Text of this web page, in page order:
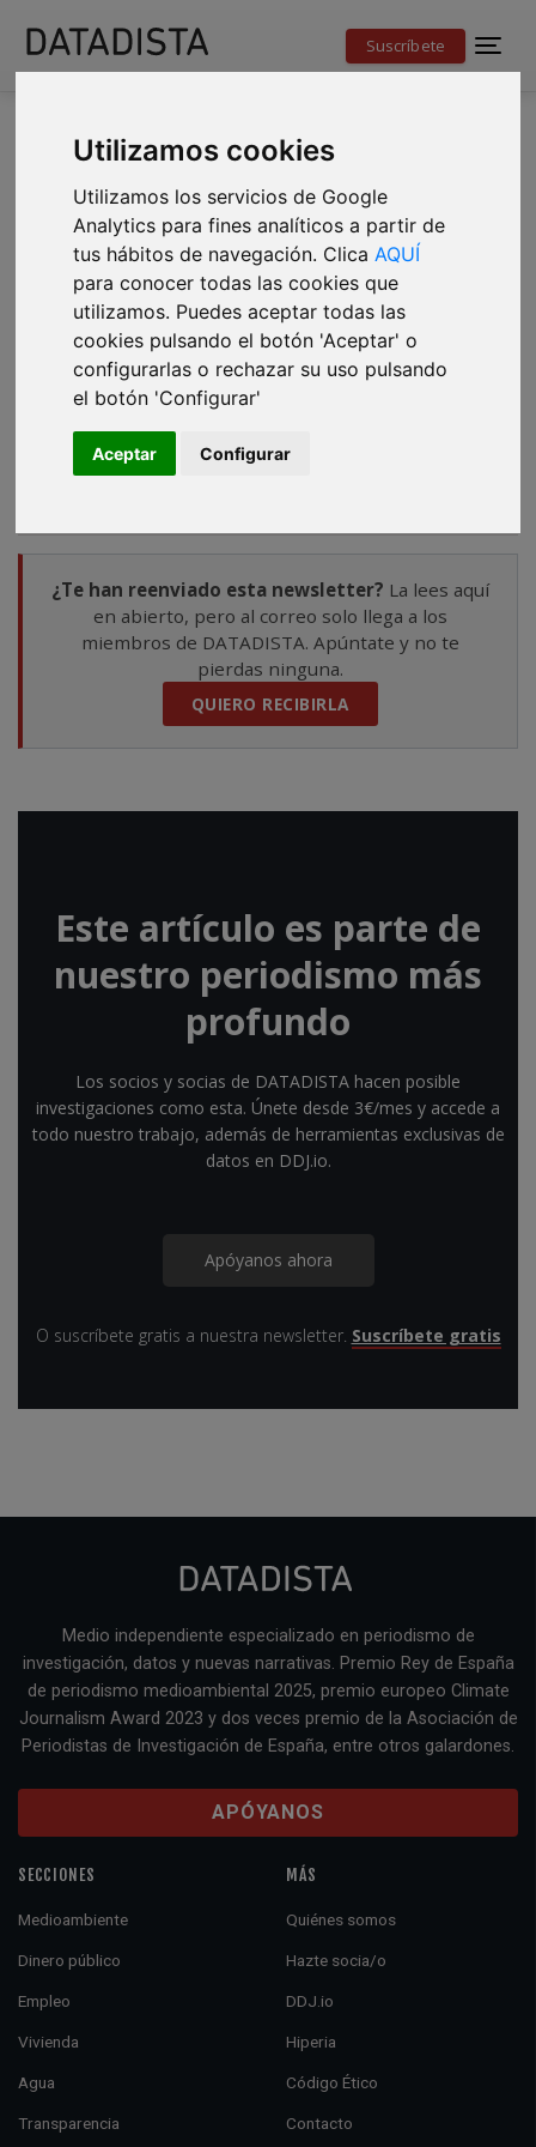
Utilizamos cookies
Utilizamos los servicios de Google
Analytics para fines analíticos a partir de
tus hábitos de navegación. ClicaAQUÍ
para conocer todas las cookies que
utilizamos. Puedes aceptar todas las
cookies pulsando el botón 'Aceptar' o
configurarlas o rechazar su uso pulsando
el botón 'Configurar'
Aceptar Configurar
Suscríbete
#23 Secretillos de cinco años de
DATADISTA, 946 casas destruidas
en La Palma y la lucha por el voto
de 9 millones de pensionistas
DATADISTA 03 oct. 2021 - 10:00h
¿Te han reenviado esta newsletter? La lees aquí
en abierto, pero al correo solo llega a los
miembros de DATADISTA. Apúntate y no te
pierdas ninguna.
QUIERO RECIBIRLA
Este artículo es parte de
nuestro periodismo más
profundo
Los socios y socias de DATADISTA hacen posible
investigaciones como esta. Únete desde 3€/mes y accede a
todo nuestro trabajo, además de herramientas exclusivas de
datos en DDJ.io.
Apóyanos ahora
O suscríbete gratis a nuestra newsletter. Suscríbete gratis
Medio independiente especializado en periodismo de
investigación, datos y nuevas narrativas. Premio Rey de España
de periodismo medioambiental 2025, premio europeo Climate
Journalism Award 2023 y dos veces premio de la Asociación de
Periodistas de Investigación de España, entre otros galardones.
APÓYANOS
SECCIONES
Medioambiente
Dinero público
Empleo
Vivienda
Agua
Transparencia
MÁS
Quiénes somos
Hazte socia/o
DDJ.io
Hiperia
Código Ético
Contacto